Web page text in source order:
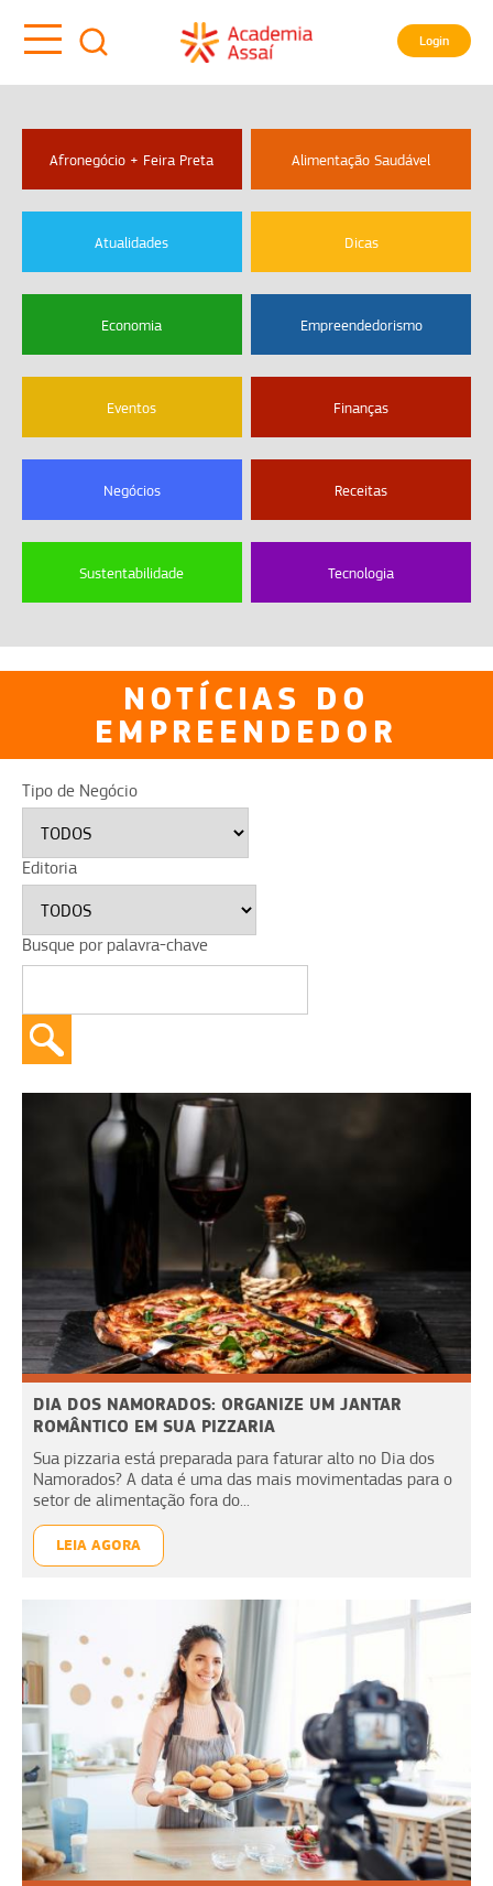
Login
Afronegócio + Feira Preta Alimentação Saudável
Atualidades Dicas
Economia Empreendedorismo
Eventos Finanças
Negócios Receitas
Sustentabilidade Tecnologia
NOTÍCIAS DO
EMPREENDEDOR
Tipo de Negócio
Editoria
Busque por palavra-chave
DIA DOS NAMORADOS: ORGANIZE UM JANTAR
ROMÂNTICO EM SUA PIZZARIA
Sua pizzaria está preparada para faturar alto no Dia dos
Namorados? A data é uma das mais movimentadas para o
setor de alimentação fora do...
LEIA AGORA